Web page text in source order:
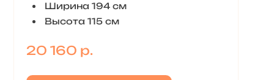
Ширина 194 см
Высота 115 см
20 160 р.